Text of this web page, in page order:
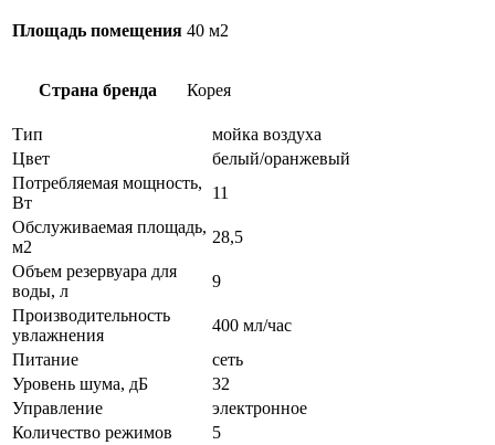
Площадь помещения 40 м2
Страна бренда Корея
Тип
мойка воздуха
Цвет
белый/оранжевый
Потребляемая мощность,
Вт
11
Обслуживаемая площадь,
м2
28,5
Объем резервуара для
воды, л
9
Производительность
увлажнения
400 мл/час
Питание
сеть
Уровень шума, дБ
32
Управление
электронное
Количество режимов
5